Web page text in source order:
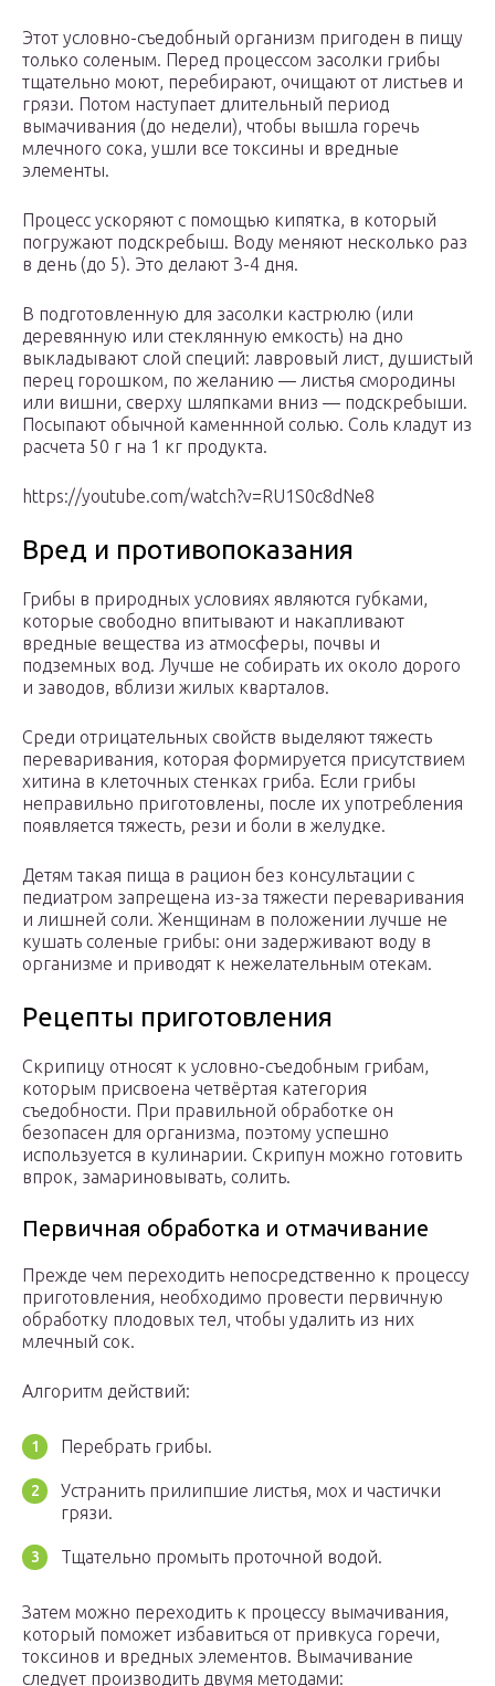
Этот условно-съедобный организм пригоден в пищу
только соленым. Перед процессом засолки грибы
тщательно моют, перебирают, очищают от листьев и
грязи. Потом наступает длительный период
вымачивания (до недели), чтобы вышла горечь
млечного сока, ушли все токсины и вредные
элементы.
Процесс ускоряют с помощью кипятка, в который
погружают подскребыш. Воду меняют несколько раз
в день (до 5). Это делают 3-4 дня.
В подготовленную для засолки кастрюлю (или
деревянную или стеклянную емкость) на дно
выкладывают слой специй: лавровый лист, душистый
перец горошком, по желанию — листья смородины
или вишни, сверху шляпками вниз — подскребыши.
Посыпают обычной каменнной солью. Соль кладут из
расчета 50 г на 1 кг продукта.
https://youtube.com/watch?v=RU1S0c8dNe8
Вред и противопоказания
Грибы в природных условиях являются губками,
которые свободно впитывают и накапливают
вредные вещества из атмосферы, почвы и
подземных вод. Лучше не собирать их около дорого
и заводов, вблизи жилых кварталов.
Среди отрицательных свойств выделяют тяжесть
переваривания, которая формируется присутствием
хитина в клеточных стенках гриба. Если грибы
неправильно приготовлены, после их употребления
появляется тяжесть, рези и боли в желудке.
Детям такая пища в рацион без консультации с
педиатром запрещена из-за тяжести переваривания
и лишней соли. Женщинам в положении лучше не
кушать соленые грибы: они задерживают воду в
организме и приводят к нежелательным отекам.
Рецепты приготовления
Скрипицу относят к условно-съедобным грибам,
которым присвоена четвёртая категория
съедобности. При правильной обработке он
безопасен для организма, поэтому успешно
используется в кулинарии. Скрипун можно готовить
впрок, замариновывать, солить.
Первичная обработка и отмачивание
Прежде чем переходить непосредственно к процессу
приготовления, необходимо провести первичную
обработку плодовых тел, чтобы удалить из них
млечный сок.
Алгоритм действий:
Перебрать грибы.
Устранить прилипшие листья, мох и частички
грязи.
Тщательно промыть проточной водой.
Затем можно переходить к процессу вымачивания,
который поможет избавиться от привкуса горечи,
токсинов и вредных элементов. Вымачивание
следует производить двумя методами: